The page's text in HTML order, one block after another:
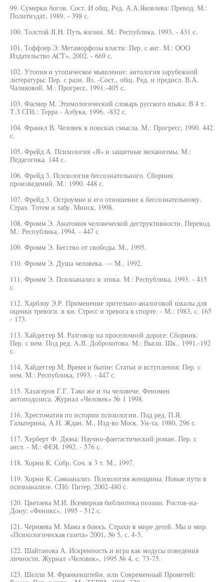
99. Сумерки богов. Сост. И общ. Ред. А.А.Яковлева: Превод. М.:
Политиздат, 1989. - 398 с.
100. Толстой JI.H. Путь жизни. М.: Республика, 1993. - 431 с.
101. Тоффлер Э. Метаморфозы власти: Пер. с анг. М.: ООО
Издательство ACT», 2002. - 669 с.
102. Утопия и утопическое мышление: антология зарубежной
литературы: Пер. с разн. Яз. -Сост., общ. Ред. и предисл. В.А.
Чаликовой. М.: Прогресс, 1991.-405 с.
103. Фасмер М. Этимологический словарь русского языка: В 4 т.
Т.З СПб.: Терра - Азбука, 1996. -832 с.
104. Франкл В. Человек в поисках смысла. М.: Прогресс, 1990. 442
с.
105. Фрейд А. Психология «Я» и защитные механизмы. М.:
Педагогика. 144 с.
106. Фрейд 3. Психология бессознательного. Сборник
произведений. М.: 1990. 448 с.
107. Фрейд 3. Остроумие и его отношение к бессознательному.
Страх. Тотем и табу. Минск, 1998.
108. Фромм Э. Анатомия человеческой деструктивности. Перевод.
М.: Республика, 1994. - 447 с
109. Фромм Э. Бегство от свободы. М., 1995.
110. Фромм Э. Душа человека. — М., 1992.
111. Фромм Э. Психоанализ и этика. М.: Республика, 1993. - 415
с.
112. Харблоу Э.Р. Применение зрительно-аналоговой шкалы для
оценки тревоги. в кн. Стресс и тревога в спорте. - М.: 1983, с. 165
- 173.
113. Хайдеггер М. Разговор на проселочной дороге: Сборник:
Пер. с нем. Под ред. A.JI. Доброхотова. М.: Высш. Шк., 1991.-192
с.
114. Хайдеггер М. Время и бытие: Статьи и вступления: Пер. с
нем. М.: Республика, 1993. - 447 с.
115. Хазагеров Г.Г. Тако же и ты человече. Феномен
антоподозиса. Журнал «Человек» № 1 1998.
116. Хрестоматия по истории психологии. Под ред. П.Я.
Гальперина, А.Н. Ждан. М., Изд-во Моск. Ун-та, 1980, 296 с.
117. Херберт Ф. Дюна: Научно-фантастический роман. Пер. с
англ. - М.: ФЕЯ, 1992. - 576 с.
118. Хорни К. Собр. Соч. в 3 т. М., 1997.
119. Хорни К. Самоанализ. Психология женщины. Новые пути в
психоанализе. СПб: Питер, 2002-480 с.
120. Цветаева М.И. Всемирная библиотека поэзии. Ростов-на-
Дону; «Феникс», 1995 - 512 с.
121. Черняева М. Мама я боюсь. Страхи в мире детей. Мы и мир.
«Психологическая газета» 2001, № 5, с. 4-5.
122. Шайтанова А. Искренность и игра как модусы поведения
личности. Журнал «Человек», 1995 № 4, с. 73-75.
123. Шелли М. Франкенштейн, или Современный Прометей: